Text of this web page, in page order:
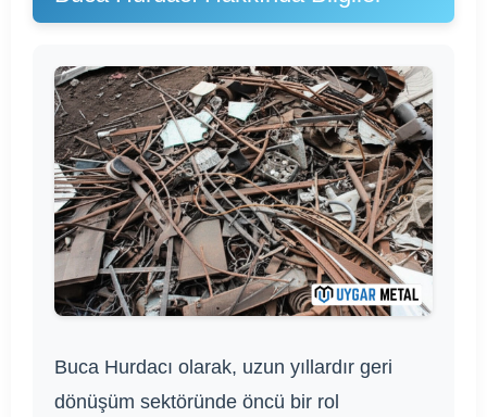
Buca Hurdacı olarak, uzun yıllardır geri
dönüşüm sektöründe öncü bir rol